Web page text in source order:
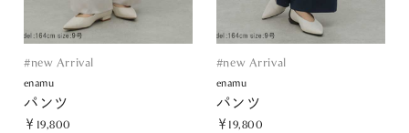
#new Arrival
enamu
パンツ
￥19,800
#new Arrival
enamu
パンツ
￥19,800